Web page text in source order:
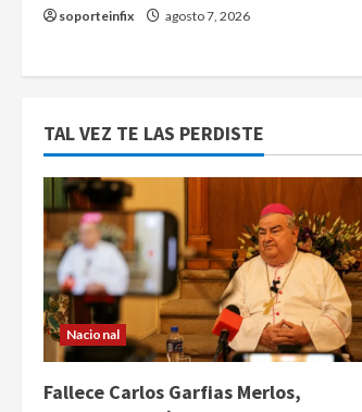
soporteinfix agosto 7, 2026
TAL VEZ TE LAS PERDISTE
Nacional
Fallece Carlos Garfias Merlos,